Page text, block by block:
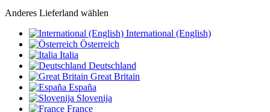
Anderes Lieferland wählen
International (English)
Österreich
Italia
Deutschland
Great Britain
España
Slovenija
France